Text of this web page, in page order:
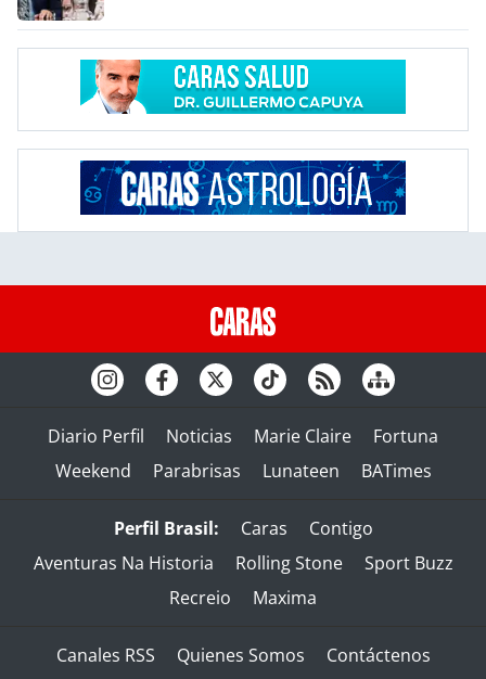
Diario Perfil Noticias Marie Claire
Fortuna
Weekend
Parabrisas Lunateen BATimes
Perfil Brasil: Caras
Contigo
Aventuras Na Historia
Rolling Stone
Sport Buzz
Recreio
Maxima
Canales RSS Quienes Somos
Contáctenos